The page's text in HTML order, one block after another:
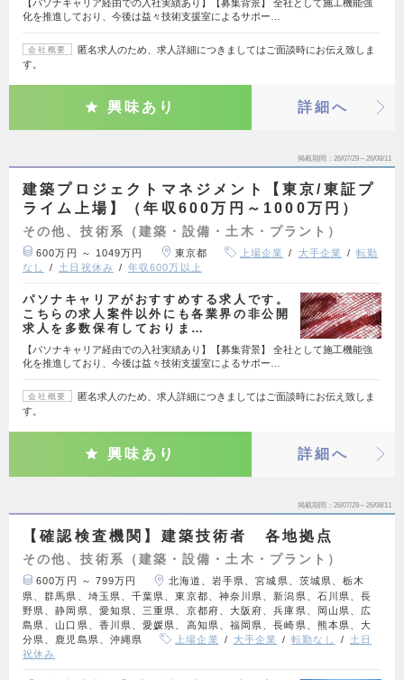
【パソナキャリア経由での入社実績あり】【募集背景】 全社として施工機能強
化を推進しており、今後は益々技術支援室によるサポー…
会社概要
匿名求人のため、求人詳細につきましてはご面談時にお伝え致しま
す。
興味あり 詳細へ
掲載期間 26/07/29～26/08/11
建築プロジェクトマネジメント【東京/東証プ
ライム上場】（年収600万円～1000万円）
その他、技術系（建築・設備・土木・プラント）
600万円 ～ 1049万円 東京都 上場企業 大手企業
転勤
なし
土日祝休み 年収600万以上
パソナキャリアがおすすめする求人です。
こちらの求人案件以外にも各業界の非公開
求人を多数保有しておりま…
【パソナキャリア経由での入社実績あり】【募集背景】 全社として施工機能強
化を推進しており、今後は益々技術支援室によるサポー…
会社概要
匿名求人のため、求人詳細につきましてはご面談時にお伝え致しま
す。
興味あり 詳細へ
掲載期間 26/07/29～26/08/11
【確認検査機関】建築技術者 各地拠点
その他、技術系（建築・設備・土木・プラント）
600万円 ～ 799万円
北海道、岩手県、宮城県、茨城県、栃木
県、群馬県、埼玉県、千葉県、東京都、神奈川県、新潟県、石川県、長
野県、静岡県、愛知県、三重県、京都府、大阪府、兵庫県、岡山県、広
島県、山口県、香川県、愛媛県、高知県、福岡県、長崎県、熊本県、大
分県、鹿児島県、沖縄県
上場企業 大手企業 転勤なし
土日
祝休み